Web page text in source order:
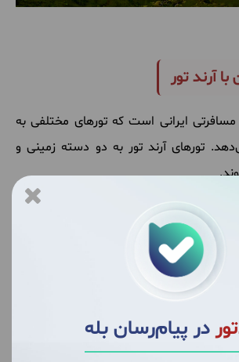
در پیام‌رسان بله
آرند تور
ایرانی است که تورهای مختلفی به
تورهای آرند تور به دو دسته زمینی و
این تور شامل بازدید از بیشکک، دریاچه
سون کول است.
در تورهای آرند تور: